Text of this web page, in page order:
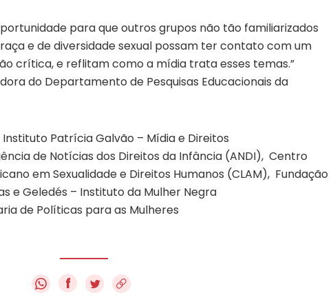
para que outros grupos não tão familiarizados
e de diversidade sexual possam ter contato com um
crítica, e reflitam como a mídia trata esses temas.”
do Departamento de Pesquisas Educacionais da
Instituto Patrícia Galvão – Mídia e Direitos
de Notícias dos Direitos da Infância (ANDI), Centro
em Sexualidade e Direitos Humanos (CLAM), Fundação
e Geledés – Instituto da Mulher Negra
de Políticas para as Mulheres
f